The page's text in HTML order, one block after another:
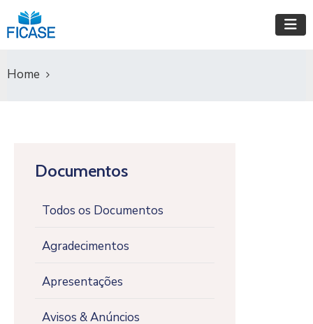
Home
Documentos
Todos os Documentos
Agradecimentos
Apresentações
Avisos & Anúncios